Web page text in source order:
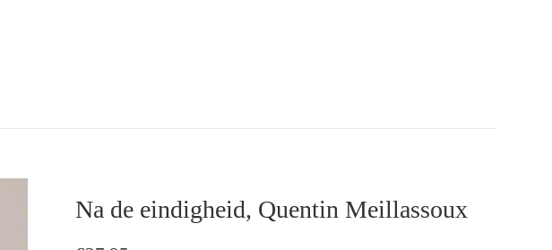
Na de eindigheid, Quentin Meillassoux